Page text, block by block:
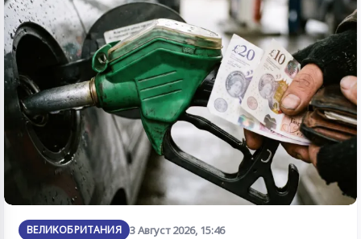
ВЕЛИКОБРИТАНИЯ 3 Август 2026, 15:46